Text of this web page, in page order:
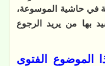
في حاشية الموسوعة،
بها من يريد الرجوع
الموضوع الفتوى